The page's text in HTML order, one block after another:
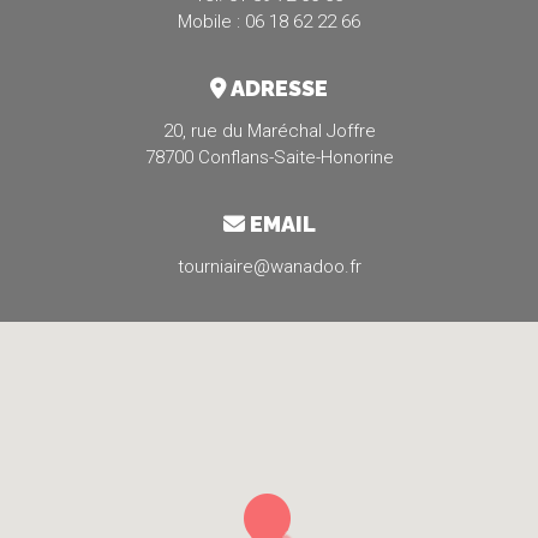
Mobile : 06 18 62 22 66
ADRESSE
20, rue du Maréchal Joffre
78700 Conflans-Saite-Honorine
EMAIL
tourniaire@wanadoo.fr